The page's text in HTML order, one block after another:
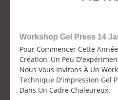
Workshop Gel Press 14
Pour Commencer Cette
Création, Un Peu
Nous Vous Invitons À Un
Technique D'impression Gel
Dans Un Cadre Chaleureux.